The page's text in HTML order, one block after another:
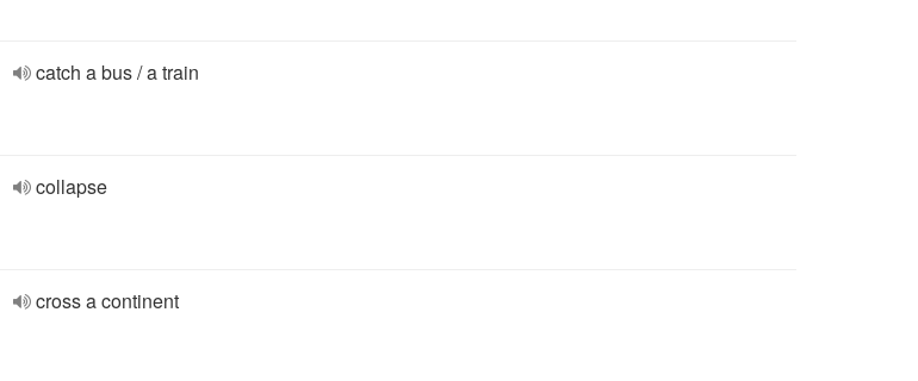
catch a bus / a train
collapse
cross a continent